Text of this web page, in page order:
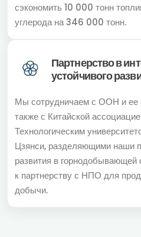
сэкономить 10 000 тонн
углерода на 346 000 тонн.
Партнерство в
устойчивого
Мы сотрудничаем с ООН и ее
также с Китайской
Технологическим
Цзянси, разделяющими наши
развития в горнодобывающей
к партнерству с НПО для
добычи.